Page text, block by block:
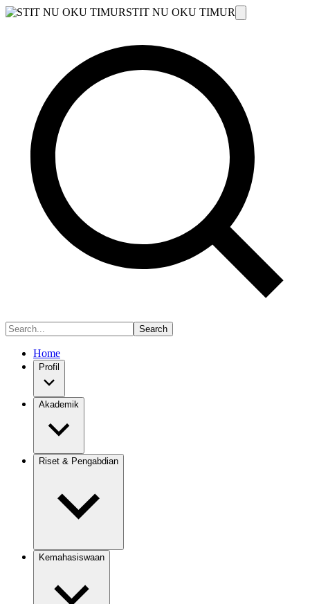
STIT NU OKU TIMUR
Search
Home
Profil
Akademik
Riset & Pengabdian
Kemahasiswaan